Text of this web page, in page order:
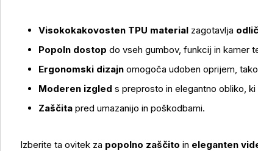
Več o izdelku
Visokokakovosten TPU material zagotavlja
Popoln dostop do vseh gumbov, funkcij in kamer
Ergonomski dizajn omogoča udoben oprijem,
Moderen izgled s preprosto in elegantno obliko,
Zaščita pred umazanijo in poškodbami.
Izberite ta ovitek za popolno zaščito in eleganten